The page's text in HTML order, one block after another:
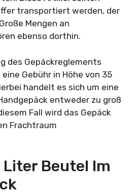
transportiert werden, der
Mengen an
ebenso dorthin.
des Gepäckreglements
Gebühr in Höhe von 35
handelt es sich um eine
entweder zu groß
Fall wird das Gepäck
Frachtraum
Liter Beutel Im